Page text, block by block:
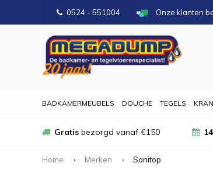
0524 - 551004 Onze klanten
BADKAMERMEUBELS DOUCHE TEGELS
Gratis bezorgd vanaf €150
Home Merken Sanitop